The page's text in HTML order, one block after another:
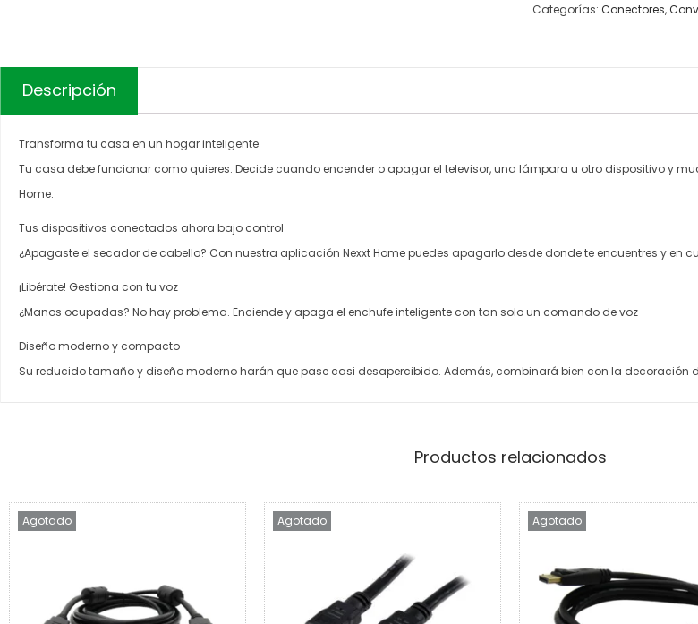
Categorías: Conectores,
Descripción
Transforma tu casa en un hogar inteligente
Tu casa debe funcionar como quieres. Decide cuando encender o apagar el televisor, una lámpara u otro dispositivo y
Home.
Tus dispositivos conectados ahora bajo control
¿Apagaste el secador de cabello? Con nuestra aplicación Nexxt Home puedes apagarlo desde donde te encuentres y en
¡Libérate! Gestiona con tu voz
¿Manos ocupadas? No hay problema. Enciende y apaga el enchufe inteligente con tan solo un comando de voz
Diseño moderno y compacto
Su reducido tamaño y diseño moderno harán que pase casi desapercibido. Además, combinará bien con la decoración
Productos relacionados
Agotado Agotado Agotado